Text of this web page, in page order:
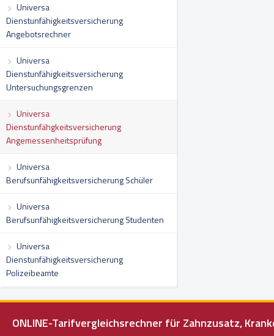
Universa
Dienstunfähigkeitsversicherung
Angebotsrechner
Universa
Dienstunfähigkeitsversicherung
Untersuchungsgrenzen
Universa
Dienstunfähgkeitsversicherung
Angemessenheitsprüfung
Universa
Berufsunfähigkeitsversicherung Schüler
Universa
Berufsunfähigkeitsversicherung Studenten
Universa
Dienstunfähigkeitsversicherung
Polizeibeamte
ONLINE-Tarifvergleichsrechner für Zahnzusatz,